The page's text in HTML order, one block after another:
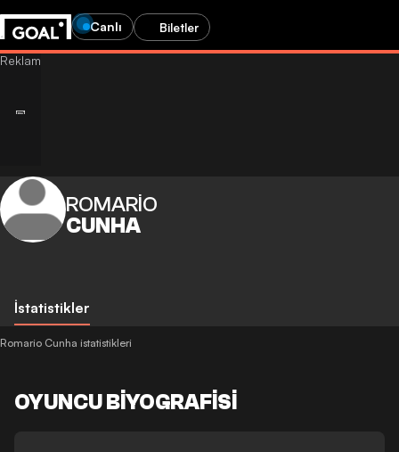
Canlı Biletler
ROMARIO
CUNHA
İstatistikler
Romario Cunha istatistikleri
OYUNCU BIYOGRAFISI